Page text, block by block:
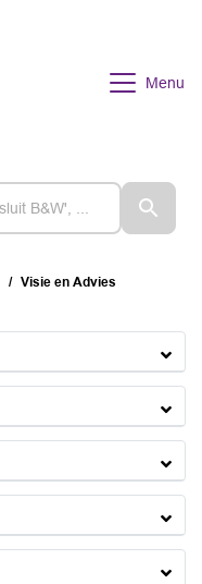
Menu
Visie en Advies